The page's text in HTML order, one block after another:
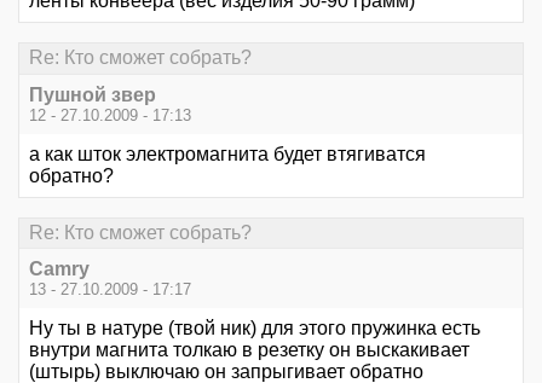
Re: Кто сможет собрать?
Пушной звер
12 - 27.10.2009 - 17:13
а как шток электромагнита будет втягиватся
обратно?
Re: Кто сможет собрать?
Camry
13 - 27.10.2009 - 17:17
Ну ты в натуре (твой ник) для этого пружинка есть
внутри магнита толкаю в резетку он выскакивает
(штырь) выключаю он запрыгивает обратно